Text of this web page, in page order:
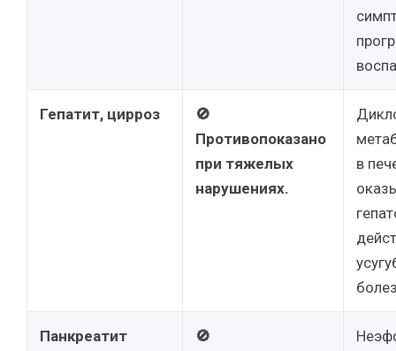
Гепатит, цирроз
🚫
Противопоказано
при тяжелых
нарушениях.
в
Панкреатит
🚫